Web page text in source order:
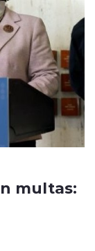
multas: